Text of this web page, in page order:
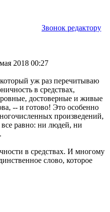
Звонок редактору
2018 00:27
уж раз перечитываю
в средствах,
достоверные и живые
-- и готово! Это особенно
произведений,
все равно: ни людей, ни
в средствах. И многому
слово, которое